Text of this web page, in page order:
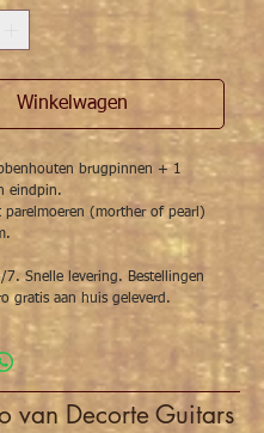
Winkelwagen
brugpinnen + 1
eindpin.
parelmoeren (morther of pearl)
7. Snelle levering. Bestellingen
gratis aan huis geleverd.
van Decorte Guitars